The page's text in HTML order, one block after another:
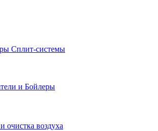
Сплит-системы
и Бойлеры
очистка воздуха